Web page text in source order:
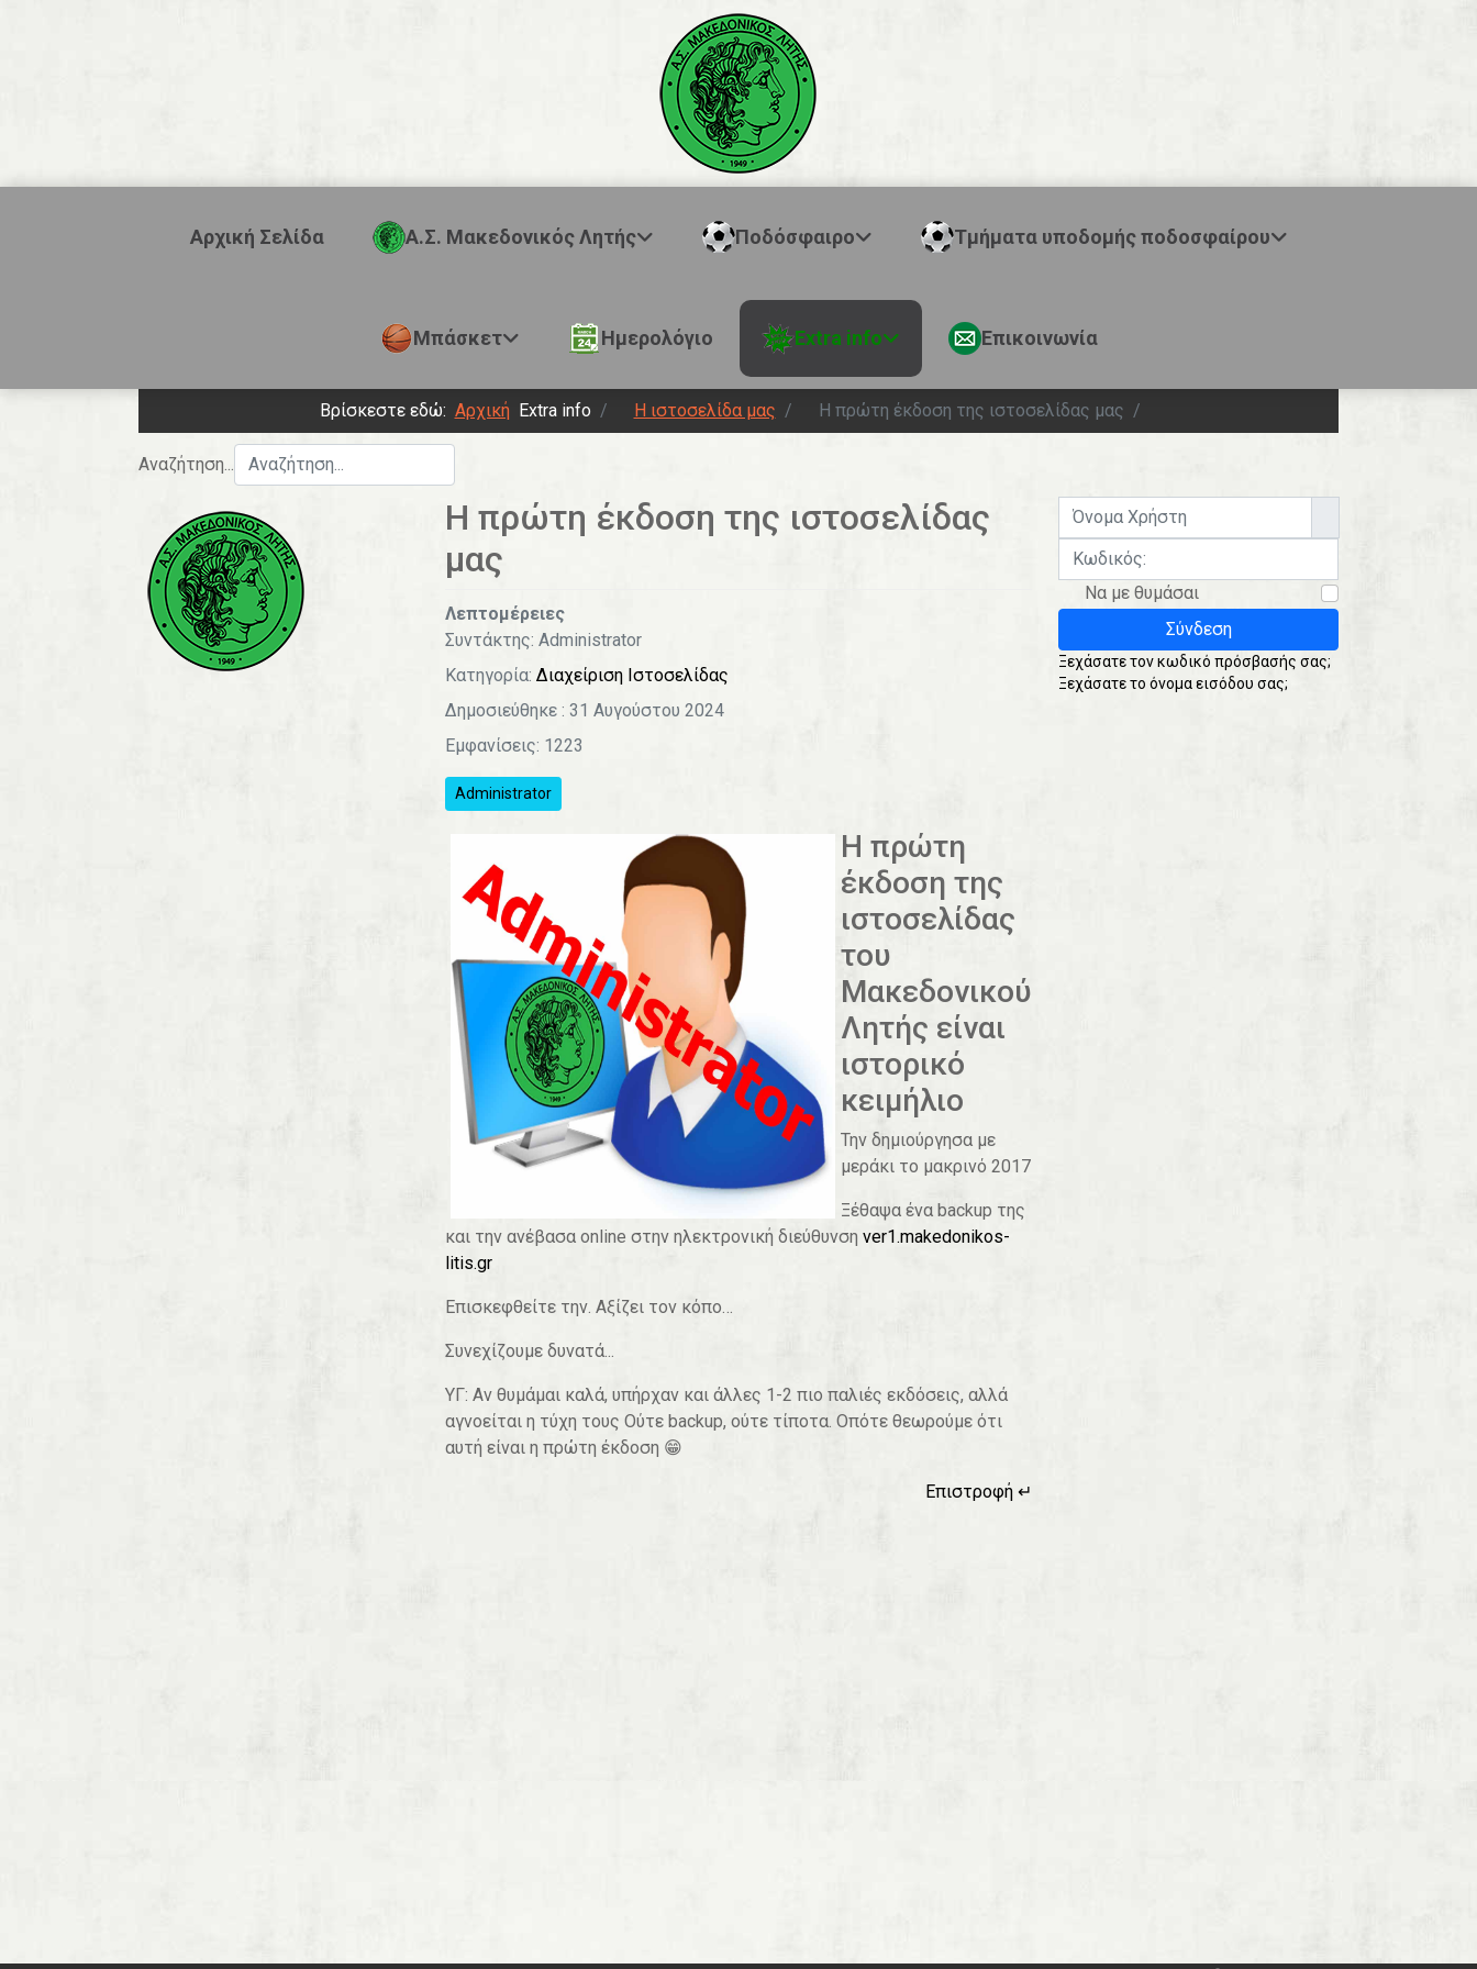
Αρχική Σελίδα Α.Σ. Μακεδονικός Λητής Ποδόσφαιρο Τμήματα υποδομής ποδοσφαίρου
Μπάσκετ Ημερολόγιο Extra info Επικοινωνία
Βρίσκεστε εδώ: Αρχική Extra info Η ιστοσελίδα μας Η πρώτη έκδοση της ιστοσελίδας μας
Αναζήτηση...
Η πρώτη έκδοση της ιστοσελίδας
μας
Λεπτομέρειες
Συντάκτης: Administrator
Κατηγορία: Διαχείριση Ιστοσελίδας
Δημοσιεύθηκε : 31 Αυγούστου 2024
Εμφανίσεις: 1223
Administrator
Η πρώτη
έκδοση της
ιστοσελίδας
του
Μακεδονικού
Λητής είναι
ιστορικό
κειμήλιο
Την δημιούργησα με
μεράκι το μακρινό 2017
Ξέθαψα ένα backup της
και την ανέβασα online στην ηλεκτρονική διεύθυνση ver1.makedonikos-
litis.gr
Επισκεφθείτε την. Αξίζει τον κόπο…
Συνεχίζουμε δυνατά...
ΥΓ: Αν θυμάμαι καλά, υπήρχαν και άλλες 1-2 πιο παλιές εκδόσεις, αλλά
αγνοείται η τύχη τους Ούτε backup, ούτε τίποτα. Οπότε θεωρούμε ότι
αυτή είναι η πρώτη έκδοση 😁
Επιστροφή ↵
Όνομα Χρήστη
Κωδικός:
Να με θυμάσαι
Σύνδεση
Ξεχάσατε τον κωδικό πρόσβασής σας;
Ξεχάσατε το όνομα εισόδου σας;